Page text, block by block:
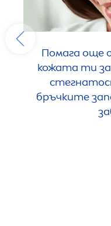
Помага още
кожата ти
бръчките